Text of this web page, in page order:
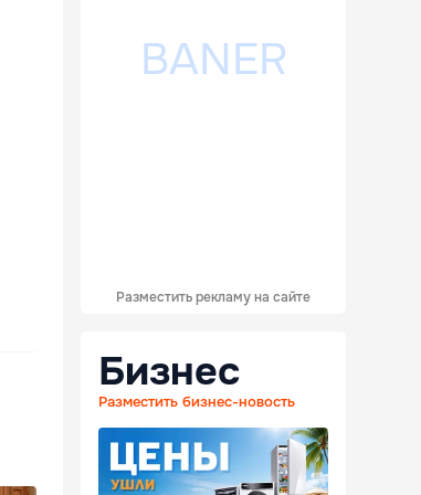
Разместить рекламу на сайте
Бизнес
Разместить бизнес-новость